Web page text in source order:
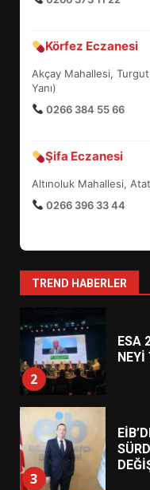
Körfez Eczanesi
Akçay Mahallesi,
Yanı)
0266 384 55 66
Şifa Eczanesi
Altınoluk Mahallesi,
0266 396 33 44
TREND HABERLER
6
7
YENİ
1
2
ESA
3